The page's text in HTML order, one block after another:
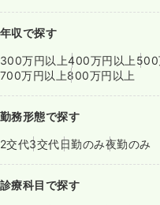
年収で探す
300万円以上400万円以上 500
700万円以上800万円以上
勤務形態で探す
2交代3交代日勤のみ夜勤のみ
診療科目で探す